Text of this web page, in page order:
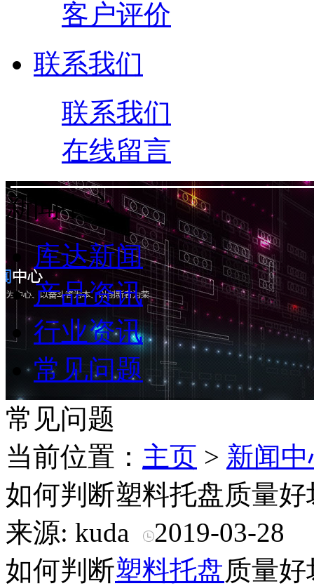
客户评价
联系我们
联系我们
在线留言
新闻中心
库达新闻
产品资讯
行业资讯
常见问题
常见问题
当前位置： 主页 > 新闻
如何判断塑料托盘质量好
来源: kuda
2019-03-28
如何判断塑料托盘质量